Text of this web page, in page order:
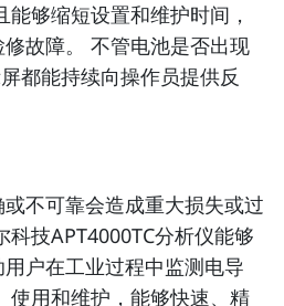
够缩短设置和维护时间，
故障。 不管电池是否出现
都能持续向操作员提供反
不可靠会造成重大损失或过
技APT4000TC分析仪能够
户在工业过程中监测电导
使用和维护，能够快速、精